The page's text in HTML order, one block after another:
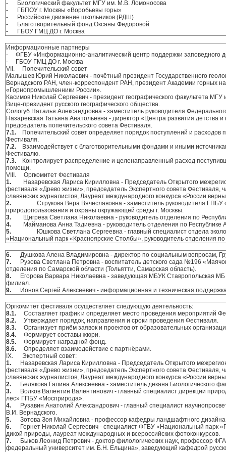
- Биологический факультет МГУ им. М.В. Ломоносова
- ГБПОУ г. Москвы «Воробьевы горы»
- Российское движение школьников (РДШ)
- Благотворительный фонд Оксаны Федоровой
- ГБОУ ГМЦ ДО г. Москва
Информационные партнеры
- ФГБУ «Информационно-аналитический центр поддержки заповедного
- ГБОУ ГМЦ ДО г. Москва
VII. Попечительский совет
Малышев Юрий Николаевич - почётный президент Государственного
Вернадского РАН, член-корреспондент РАН, президент Академии горных
«Горнопромышленники России».
Касимов Николай Сергеевич - президент географического факультета
Вице-президент русского географического общества.
Сологуб Наталья Александровна - заместитель руководителя
Назаревская Татьяна Анатольевна - директор «Центра развития детства
председатель попечительского совета Фестиваля.
7.1. Попечительский совет определяет порядок поступлений и расходов
Фестиваля.
7.2. Взаимодействует с благотворительными фондами и иными
Фестивалю.
7.3. Контролирует распределение и целенаправленный расход
помощи.
VIII. Оргкомитет Фестиваля
1. Назаревская Лариса Кирилловна - Председатель Открытого
фестиваля «Древо жизни», председатель Экспертного совета Фестиваля,
славянских журналистов, Лауреат международного конкурса «России
2.
Струкова Вера Вячеславовна - заместитель руководителя
природопользования и охраны окружающей среды г. Москвы.
3. Щигрева Светлана Николаевна - руководитель отделения по
4. Майманова Анна Тадиевна - руководитель отделения по Республике
5.
Юшкова Светлана Сергеевна - главный специалист отдела
«Национальный парк «Красноярские Столбы», руководитель отделения
6. Душкова Алена Владимировна - директор по социальным вопросам,
7. Рузова Светлана Петровна - воспитатель детского сада №196
отделения по Самарской области (Тольятти, Самарская область).
8. Егорова Варвара Николаевна - заведующая МБУК Ставропольская МБ
филиал.
9. Ионов Сергей Алексеевич - информационная и техническая
Оргкомитет фестиваля осуществляет следующую деятельность:
8.1. Составляет график и определяет место проведения мероприятий
8.2. Утверждает порядок, направления и сроки проведения Фестиваля.
8.3. Организует приём заявок и проектов от образовательных
8.4. Формирует составы жюри.
8.5. Формирует наградной фонд.
8.6. Определяет взаимодействие с партнёрами.
IX. Экспертный совет:
1. Назаревская Лариса Кирилловна - Председатель Открытого
фестиваля «Древо жизни», председатель Экспертного совета Фестиваля,
славянских журналистов, Лауреат международного конкурса «России
2. Белякова Галина Алексеевна - заместитель декана Биологического
3. Волков Валентин Валентинович - главный специалист дирекции
лес» ГПБУ «Мосприрода».
4. Рузавин Анатолий Александрович - главный специалист
В.И. Вернадского.
5. Зотова Зоя Михайловна - профессор кафедры ландшафтного
6. Гернет Николай Сергеевич - специалист ФГБУ «Национальный парк
дикой природы, лауреат международных и всероссийских фотоконкурсов.
7. Быков Леонид Петрович - доктор филологических наук, профессор
федеральный университет им. Б.Н. Ельцина», заведующий кафедрой